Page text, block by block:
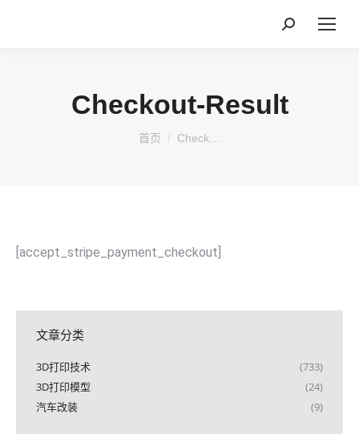
搜
Checkout-Result
您在这里：
首页 Check…
[accept_stripe_payment_checkout]
文章分类
3D打印技术
(733)
3D打印模型
(24)
汽车改装
(9)